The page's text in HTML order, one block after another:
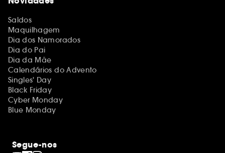
Saldos
Maquilhagem
Dia dos Namorados
Dia do Pai
Dia da Mãe
Calendários do Advento
Singles' Day
Black Friday
Cyber Monday
Blue Monday
Segue-nos